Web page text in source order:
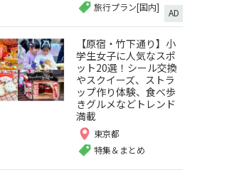
旅行プラン[国内]
AD
【原宿・竹下通り】小
学生女子に人気なスポ
ット20選！シール交換
やスクイーズ、ストラ
ップ作り体験、食べ歩
きグルメなどトレンド
満載
東京都
特集＆まとめ